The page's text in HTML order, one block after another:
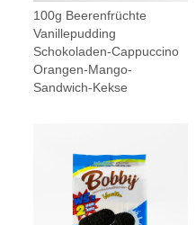
100g Beerenfrüchte
Vanillepudding
Schokoladen-Cappuccino
Orangen-Mango-
Sandwich-Kekse